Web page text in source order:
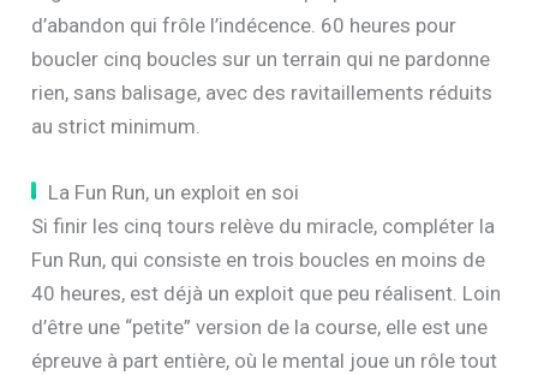
d’abandon qui frôle l’indécence. 60 heures pour
boucler cinq boucles sur un terrain qui ne pardonne
rien, sans balisage, avec des ravitaillements réduits
au strict minimum.
La Fun Run, un exploit en soi
Si finir les cinq tours relève du miracle, compléter la
Fun Run, qui consiste en trois boucles en moins de
40 heures, est déjà un exploit que peu réalisent. Loin
d’être une “petite” version de la course, elle est une
épreuve à part entière, où le mental joue un rôle tout